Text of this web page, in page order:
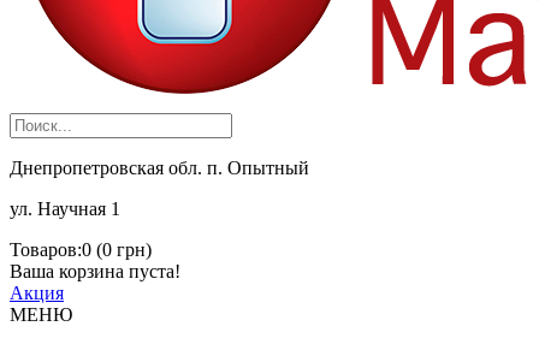
Днепропетровская обл. п. Опытный
ул. Научная 1
Товаров:0 (0 грн)
Ваша корзина пуста!
Акция
МЕНЮ